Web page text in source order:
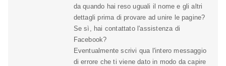
da quando hai reso uguali il nome e gli altri
dettagli prima di provare ad unire le pagine?
Se sì, hai contattato l'assistenza di
Facebook?
Eventualmente scrivi qua l'intero messaggio
di errore che ti viene dato in modo da capire